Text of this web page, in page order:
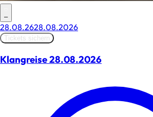
–
28.08.2628.08.2026
Tickets sichern
Klangreise 28.08.2026